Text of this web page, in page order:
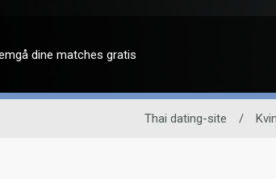
dine matches gratis
Thai dating-site /